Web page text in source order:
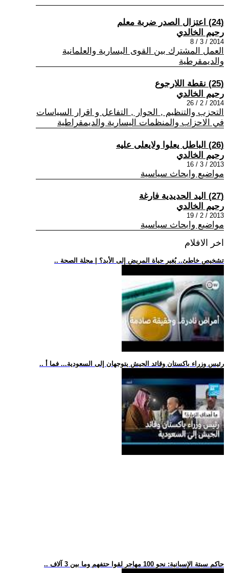
(24) اعتزال الصدر ضربة معلم
رحيم الخالدي
2014 / 3 / 8
العمل المشترك بين القوى اليسارية والعلمانية
والديمقرطية
(25) نقطة اللارجوع
رحيم الخالدي
2014 / 2 / 26
التحزب والتنظيم , الحوار , التفاعل و اقرار السياسات
في الاحزاب والمنظمات اليسارية والديمقراطية
(26) الباطل يعلوا ولايعلى عليه
رحيم الخالدي
2013 / 3 / 16
مواضيع وابحاث سياسية
(27) اليد الحديدية فارغة
رحيم الخالدي
2013 / 2 / 19
مواضيع وابحاث سياسية
اخر الافلام
.. تشخيص خاطئ.. يُغير حياة المريض إلى الأبد؟ | مجلة الصحة
.. رئيس وزراء باكستان وقائد الجيش يتوجهان إلى السعودية... فما أ
.. حاكم سبتة الإسبانية: نحو 100 مهاجر لقوا حتفهم وما بين 3 آلاف